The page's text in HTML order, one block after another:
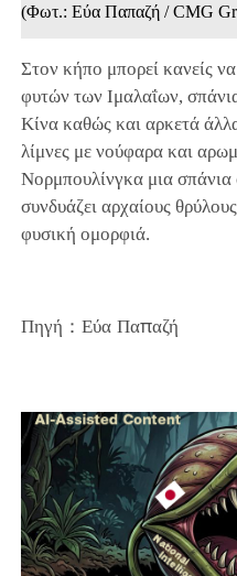
(Φωτ.: Εύα Παπαζή / CMG
Στον κήπο μπορεί κανείς
φυτών των Ιμαλαΐων,
Κίνα καθώς και αρκετά
λίμνες με νούφαρα και
Νορμπουλίνγκα μια
συνδυάζει αρχαίους
φυσική ομορφιά.
Πηγή：Εύα Παπαζή